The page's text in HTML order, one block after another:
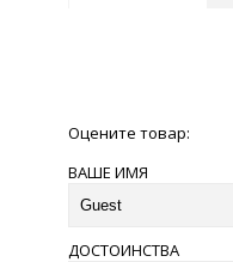
Оцените товар:
ВАШЕ ИМЯ
ДОСТОИНСТВА